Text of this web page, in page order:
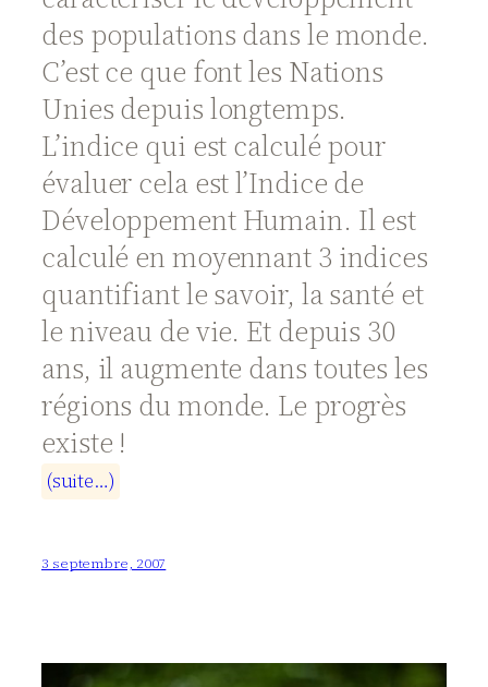
des populations dans le monde.
C’est ce que font les Nations
Unies depuis longtemps.
L’indice qui est calculé pour
évaluer cela est l’Indice de
Développement Humain. Il est
calculé en moyennant 3 indices
quantifiant le savoir, la santé et
le niveau de vie. Et depuis 30
ans, il augmente dans toutes les
régions du monde. Le progrès
existe !
(suite…)
3 septembre, 2007